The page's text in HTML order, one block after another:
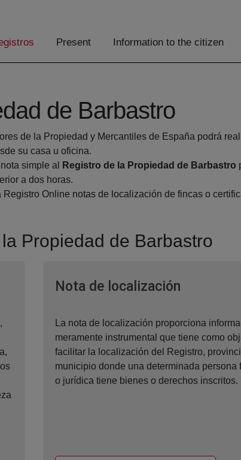
Present Information to the citizen
de Barbastro
de la Propiedad y Mercantiles de España podrá
su casa u oficina.
simple al
Registro de la Propiedad de Barbastro
a dos horas.
Online notas de localización de fincas o
Propiedad de Barbastro
Nota de localizaciónVentana
La nota de localización proporciona
meramente instrumental que tiene como
facilitar la localización del Registro,
municipio donde una determinada persona
o jurídica tiene bienes o derechos inscritos.